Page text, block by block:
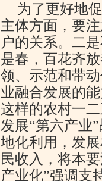
为了更好地
主体方面，要
户的关系。二
是春，百花齐
领、示范和带
业融合发展的
这样的农村一
发展“第六产业
地化利用，发
民收入，将本
产业化”强调支